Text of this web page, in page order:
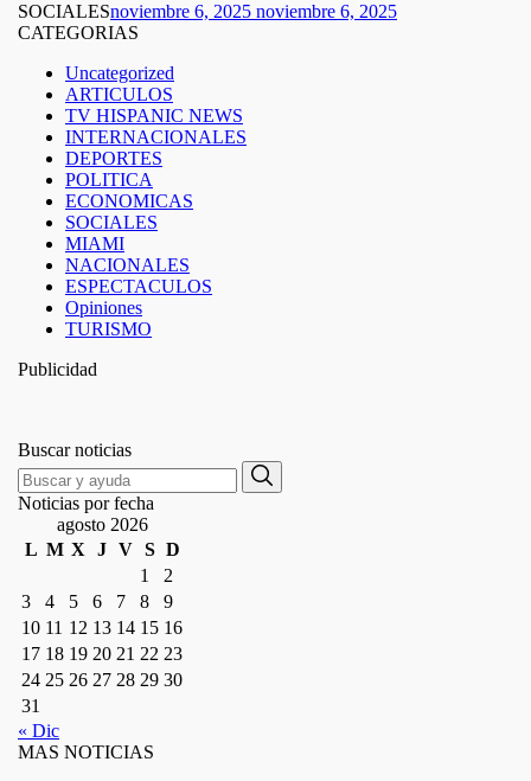
SOCIALESnoviembre 6, 2025 noviembre 6, 2025
CATEGORIAS
Uncategorized
ARTICULOS
TV HISPANIC NEWS
INTERNACIONALES
DEPORTES
POLITICA
ECONOMICAS
SOCIALES
MIAMI
NACIONALES
ESPECTACULOS
Opiniones
TURISMO
Publicidad
Buscar noticias
Search
for:
Noticias por fecha
agosto 2026
L M X J V S D
1
2
3
4 5 6 7 8
9
10 11 12 13 14 15 16
17 18 19 20 21 22 23
24 25 26 27 28 29 30
31
« Dic
MAS NOTICIAS